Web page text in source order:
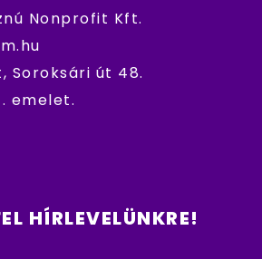
Nonprofit Kft.
Soroksári út 48.
emelet.
HÍRLEVELÜNKRE!